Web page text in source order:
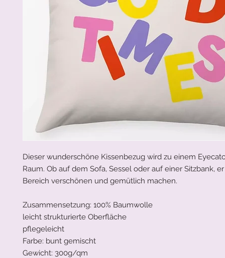
Dieser wunderschöne Kissenbezug wird zu einem
Raum. Ob auf dem Sofa, Sessel oder auf einer Sitzbank,
Bereich verschönen und gemütlich machen.
Zusammensetzung: 100% Baumwolle
leicht strukturierte Oberfläche
pflegeleicht
Farbe: bunt gemischt
Gewicht: 300g/qm